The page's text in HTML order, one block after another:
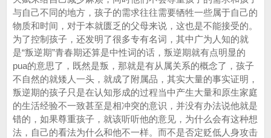
与自己不同的地方，孩子的需求往往需要牺牲一些属于自己的
物质和时间，对于本就匮乏的父母来说，这也是不能接受的。
为了控制孩子，还发明了很多专有名词，其中广为人知的就
是“叛逆期”青春期还算是中性词的话，叛逆期就有点明显的
pua的意思了，既然是叛，那就是有从属关系的概念了，孩子
不自然的就矮人一头，就成了附属品，其实大量的事实证明，
叛逆期的孩子只是在认知形成的过程当中产生大量和原生家庭
的生活经验不一致甚至是相冲突的意识，并没有办法说他就是
错的，如果尊重孩子，就该听听他的意见，为什么会有这种想
法，自己的看法为什么和他不一样。而不是否定贬低人身攻击